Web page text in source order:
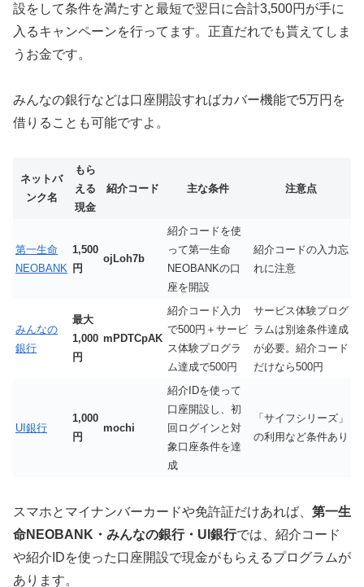
設をして条件を満たすと最短で翌日に合計3,500円が手に
入るキャンペーンを行ってます。正直だれでも貰えてしま
うお金です。
みんなの銀行などは口座開設すればカバー機能で5万円を
借りることも可能ですよ。
ネットバ
ンク名
もら
える
現金
紹介コード 主な条件 注意点
第一生命
NEOBANK
1,500
円
ojLoh7b
紹介コードを使
って第一生命
NEOBANKの口
座を開設
紹介コードの入力忘
れに注意
みんなの
銀行
最大
1,000
円
mPDTCpAK
紹介コード入力
で500円＋サービ
ス体験プログラ
ム達成で500円
サービス体験プログ
ラムは別途条件達成
が必要。紹介コード
だけなら500円
UI銀行
1,000
円
mochi
紹介IDを使って
口座開設し、初
回ログインと対
象口座条件を達
成
「サイフシリーズ」
の利用など条件あり
スマホとマイナンバーカードや免許証だけあれば、 第一生
命NEOBANK・みんなの銀行・UI銀行では、紹介コード
や紹介IDを使った口座開設で現金がもらえるプログラムが
あります。